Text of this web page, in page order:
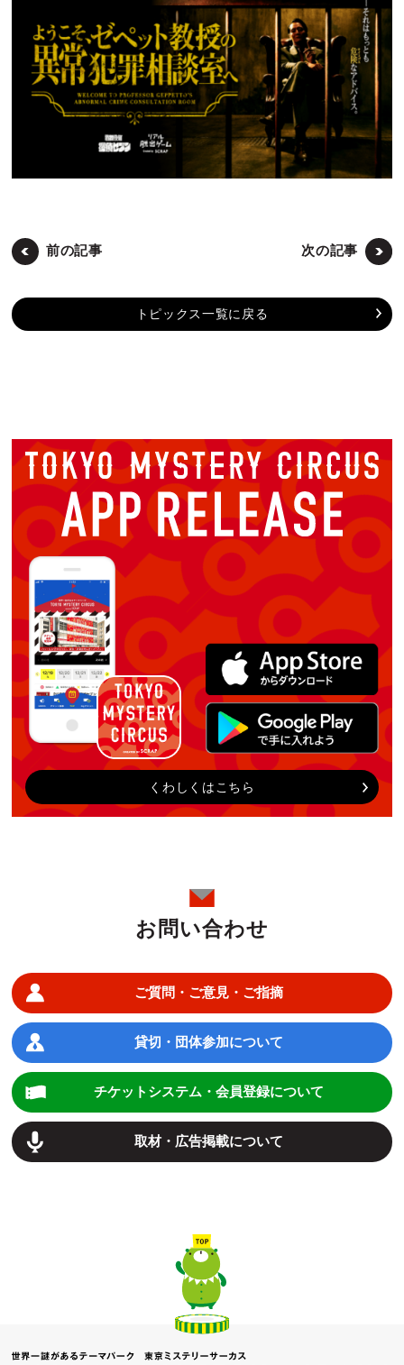
前の記事 次の記事
トピックス一覧に戻る
くわしくはこちら
お問い合わせ
ご質問・ご意見・ご指摘
貸切・団体参加について
チケットシステム・会員登録について
取材・広告掲載について